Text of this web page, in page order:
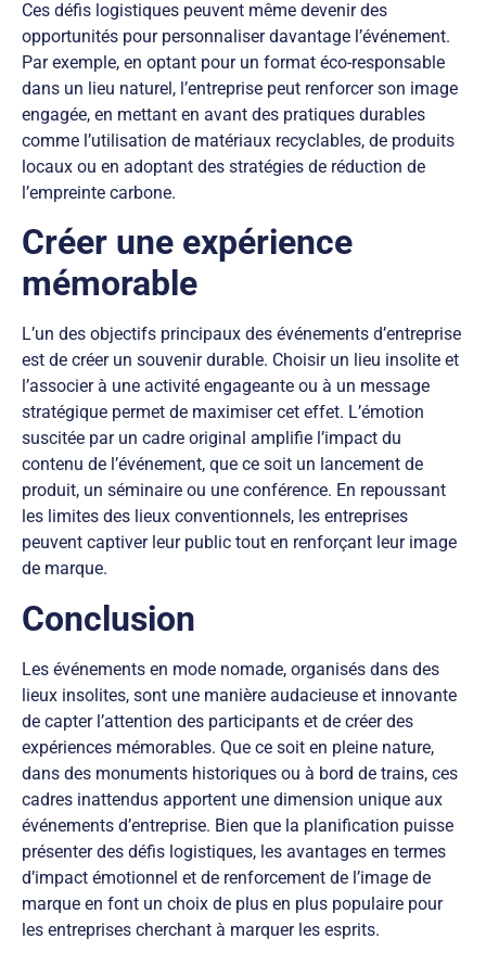
Ces défis logistiques peuvent même devenir des
opportunités pour personnaliser davantage l’événement.
Par exemple, en optant pour un format éco-responsable
dans un lieu naturel, l’entreprise peut renforcer son image
engagée, en mettant en avant des pratiques durables
comme l’utilisation de matériaux recyclables, de produits
locaux ou en adoptant des stratégies de réduction de
l’empreinte carbone.
Créer une expérience
mémorable
L’un des objectifs principaux des événements d’entreprise
est de créer un souvenir durable. Choisir un lieu insolite et
l’associer à une activité engageante ou à un message
stratégique permet de maximiser cet effet. L’émotion
suscitée par un cadre original amplifie l’impact du
contenu de l’événement, que ce soit un lancement de
produit, un séminaire ou une conférence. En repoussant
les limites des lieux conventionnels, les entreprises
peuvent captiver leur public tout en renforçant leur image
de marque.
Conclusion
Les événements en mode nomade, organisés dans des
lieux insolites, sont une manière audacieuse et innovante
de capter l’attention des participants et de créer des
expériences mémorables. Que ce soit en pleine nature,
dans des monuments historiques ou à bord de trains, ces
cadres inattendus apportent une dimension unique aux
événements d’entreprise. Bien que la planification puisse
présenter des défis logistiques, les avantages en termes
d’impact émotionnel et de renforcement de l’image de
marque en font un choix de plus en plus populaire pour
les entreprises cherchant à marquer les esprits.